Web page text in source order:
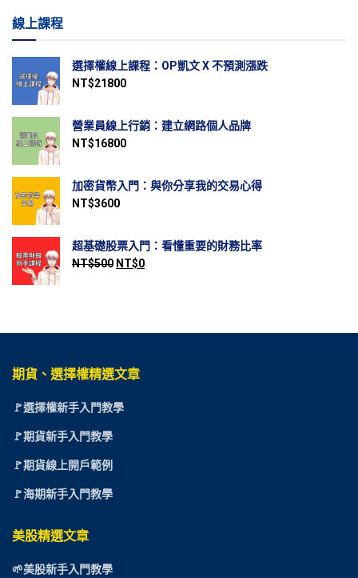
線上課程
選擇權線上課程：OP凱文 X 不預測漲跌
NT$21800
營業員線上行銷：建立網路個人品牌
NT$16800
加密貨幣入門：與你分享我的交易心得
NT$3600
超基礎股票入門：看懂重要的財務比率
NT$500 NT$0
期貨、選擇權精選文章
🚩選擇權新手入門教學
🚩期貨新手入門教學
🚩期貨線上開戶範例
🚩海期新手入門教學
美股精選文章
🌱美股新手入門教學